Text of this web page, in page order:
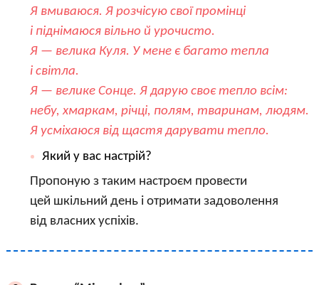
Я вмиваюся. Я розчісую свої промінці
і піднімаюся вільно й урочисто.
Я — велика Куля. У мене є багато тепла
і світла.
Я — велике Сонце. Я дарую своє тепло всім:
небу, хмаркам, річці, полям, тваринам, людям.
Я усміхаюся від щастя дарувати тепло.
Який у вас настрій?
Пропоную з таким настроєм провести
цей шкільний день і отримати задоволення
від власних успіхів.